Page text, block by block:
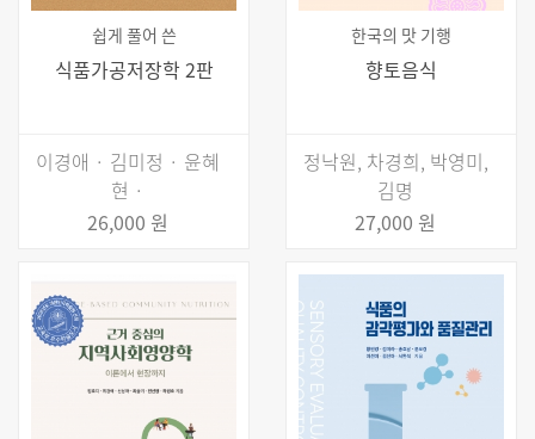
쉽게 풀어 쓴
식품가공저장학 2판
이경애 · 김미정 · 윤혜
현 ·
26,000 원
한국의 맛 기행
향토음식
정낙원, 차경희, 박영미,
김명
27,000 원